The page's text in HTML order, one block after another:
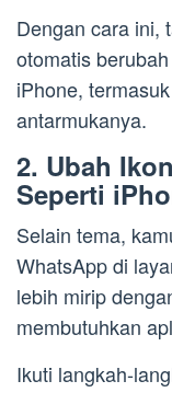
Dengan cara ini,
otomatis
iPhone,
antarmukanya.
2. Ubah
Seperti
Selain tema,
WhatsApp di
lebih mirip
membutuhkan
Ikuti langkah-